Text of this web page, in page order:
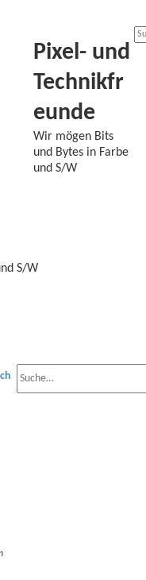
Pixel- und
Technikfr
eunde
Wir mögen Bits
und Bytes in Farbe
und S/W
S/W